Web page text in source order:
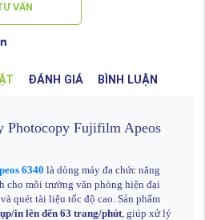
VẤN
ĐÁNH GIÁ BÌNH LUẬN
Photocopy Fujifilm Apeos
6340 là dòng máy đa chức năng
cho môi trường văn phòng hiện đại
và quét tài liệu tốc độ cao. Sản phẩm
in lên đến 63 trang/phút , giúp xử lý